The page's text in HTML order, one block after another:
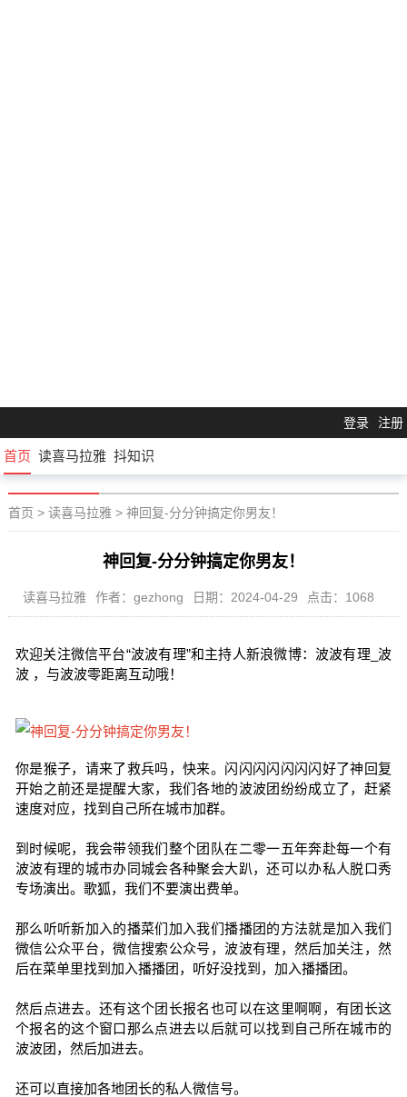
登录 注册
首页 读喜马拉雅 抖知识
首页 > 读喜马拉雅> 神回复-分分钟搞定你男友！
神回复-分分钟搞定你男友！
读喜马拉雅 作者：gezhong 日期：2024-04-29 点击：1068
欢迎关注微信平台“波波有理”和主持人新浪微博：波波有理_波
波 ，与波波零距离互动哦！
你是猴子，请来了救兵吗，快来。闪闪闪闪闪闪闪好了神回复
开始之前还是提醒大家，我们各地的波波团纷纷成立了，赶紧
速度对应，找到自己所在城市加群。
到时候呢，我会带领我们整个团队在二零一五年奔赴每一个有
波波有理的城市办同城会各种聚会大趴，还可以办私人脱口秀
专场演出。歌狐，我们不要演出费单。
那么听听新加入的播菜们加入我们播播团的方法就是加入我们
微信公众平台，微信搜索公众号，波波有理，然后加关注，然
后在菜单里找到加入播播团，听好没找到，加入播播团。
然后点进去。还有这个团长报名也可以在这里啊啊，有团长这
个报名的这个窗口那么点进去以后就可以找到自己所在城市的
波波团，然后加进去。
还可以直接加各地团长的私人微信号。